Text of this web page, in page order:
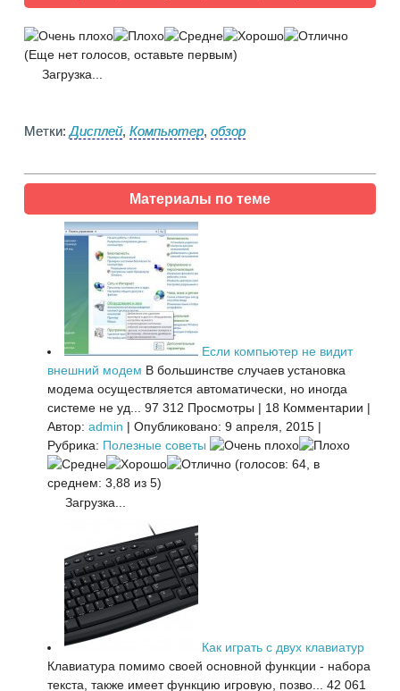
(Еще нет голосов, оставьте первым)
Загрузка...
Метки:Дисплей, Компьютер, обзор
Материалы по теме
Если компьютер не видит
внешний модем В большинстве случаев установка
модема осуществляется автоматически, но иногда
системе не уд...
97 312 Просмотры | 18 Комментарии |
Автор: admin | Опубликовано: 9 апреля, 2015 |
Рубрика: Полезные советы
(голосов: 64, в
среднем: 3,88 из 5)
Загрузка...
Как играть с двух клавиатур
Клавиатура помимо своей основной функции - набора
текста, также имеет функцию игровую, позво...
42 061